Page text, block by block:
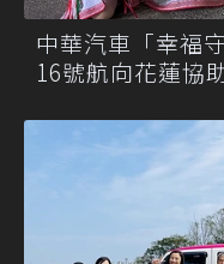
中華汽車「幸福
16號航向花蓮協